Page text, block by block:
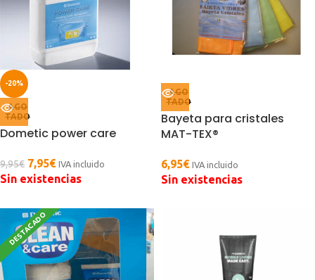
-20%
AGO
TADO
Dometic power care
9,95€ 7,95€ IVA incluido
Sin existencias
AGO
TADO
Bayeta para cristales
MAT-TEX®
6,95€ IVA incluido
Sin existencias
DESTACADO